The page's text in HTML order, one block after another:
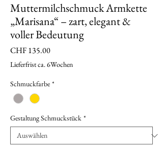
Muttermilchschmuck Armkette
„Marisana“ – zart, elegant &
voller Bedeutung
CHF 135.00Preis
Lieferfrist ca. 6Wochen
Schmuckfarbe *
Gestaltung Schmuckstück *